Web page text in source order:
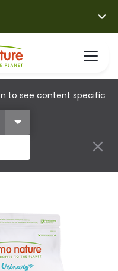
to see content specific